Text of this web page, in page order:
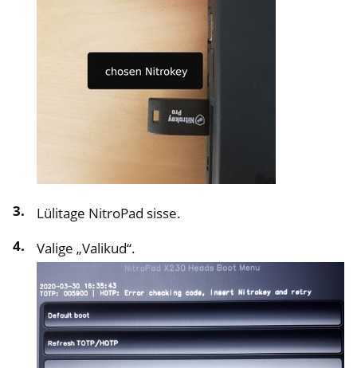
Lülitage NitroPad sisse.
Valige „Valikud“.